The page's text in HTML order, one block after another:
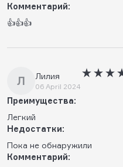
Комментарий:
👍👍👍
Л Лилия
06 April 2024
Преимущества:
Легкий
Недостатки:
Пока не обнаружили
Комментарий: